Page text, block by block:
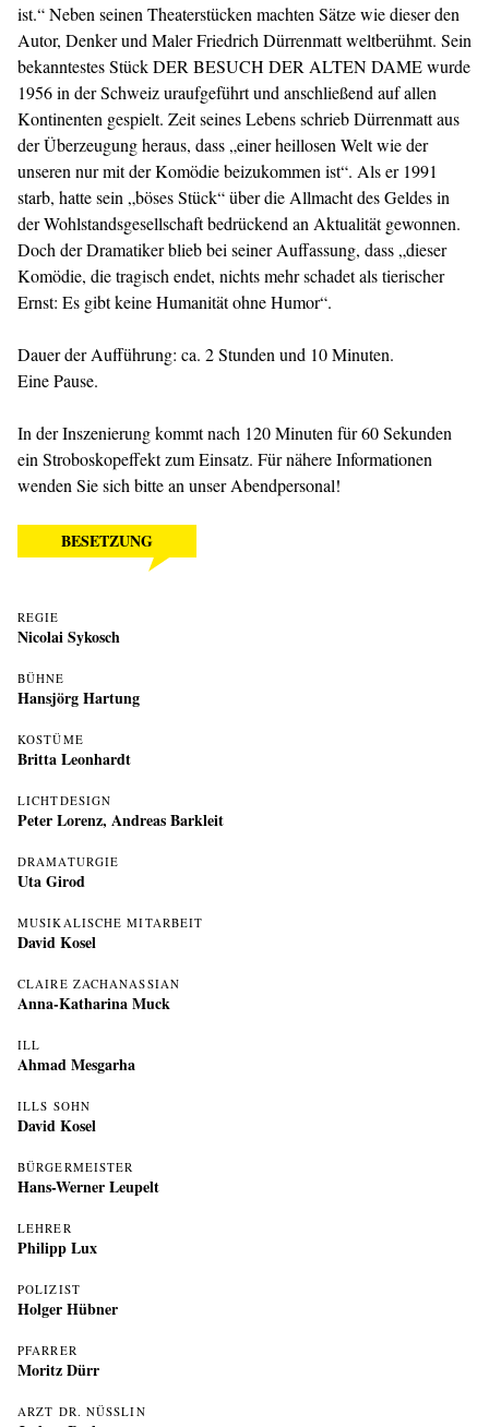
BESETZUNG
REGIE
Nicolai Sykosch
BÜHNE
Hansjörg Hartung
KOSTÜME
Britta Leonhardt
LICHTDESIGN
Peter Lorenz, Andreas Barkleit
DRAMATURGIE
Uta Girod
MUSIKALISCHE MITARBEIT
David Kosel
CLAIRE ZACHANASSIAN
Anna-Katharina Muck
ILL
Ahmad Mesgarha
ILLS SOHN
David Kosel
BÜRGERMEISTER
Hans-Werner Leupelt
LEHRER
Philipp Lux
POLIZIST
Holger Hübner
PFARRER
Moritz Dürr
ARZT DR. NÜSSLIN
ist.“ Neben seinen Theaterstücken machten Sätze wie dieser den
Autor, Denker und Maler Friedrich Dürrenmatt weltberühmt. Sein
bekanntestes Stück DER BESUCH DER ALTEN DAME wurde
1956 in der Schweiz uraufgeführt und anschließend auf allen
Kontinenten gespielt. Zeit seines Lebens schrieb Dürrenmatt aus
der Überzeugung heraus, dass „einer heillosen Welt wie der
unseren nur mit der Komödie beizukommen ist“. Als er 1991
starb, hatte sein „böses Stück“ über die Allmacht des Geldes in
der Wohlstandsgesellschaft bedrückend an Aktualität gewonnen.
Doch der Dramatiker blieb bei seiner Auffassung, dass „dieser
Komödie, die tragisch endet, nichts mehr schadet als tierischer
Ernst: Es gibt keine Humanität ohne Humor“.
Dauer der Aufführung: ca. 2 Stunden und 10 Minuten.
Eine Pause.
In der Inszenierung kommt nach 120 Minuten für 60 Sekunden
ein Stroboskopeffekt zum Einsatz. Für nähere Informationen
wenden Sie sich bitte an unser Abendpersonal!